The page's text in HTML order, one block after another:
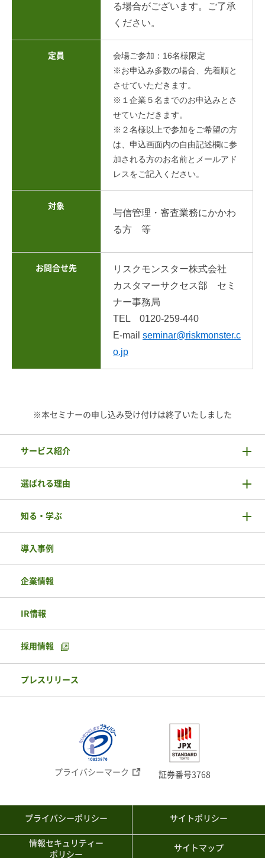
る場合がございます。ご了承
ください。
定員
会場ご参加：16名様限定
※お申込み多数の場合、先着順と
させていただきます。
※１企業５名までのお申込みとさ
せていただきます。
※２名様以上で参加をご希望の方
は、申込画面内の自由記述欄に参
加される方のお名前とメールアド
レスをご記入ください。
対象
与信管理・審査業務にかかわ
る方 等
お問合せ先
リスクモンスター株式会社
カスタマーサクセス部 セミ
ナー事務局
TEL 0120-259-440
E-mail seminar@riskmonster.c
o.jp
※本セミナーの申し込み受け付けは終了いたしました
サービス紹介
選ばれる理由
知る・学ぶ
導入事例
企業情報
IR情報
採用情報
プレスリリース
プライバシーマーク 証券番号3768
プライバシーポリシー
情報セキュリティー
ポリシー
サイトポリシー
サイトマップ